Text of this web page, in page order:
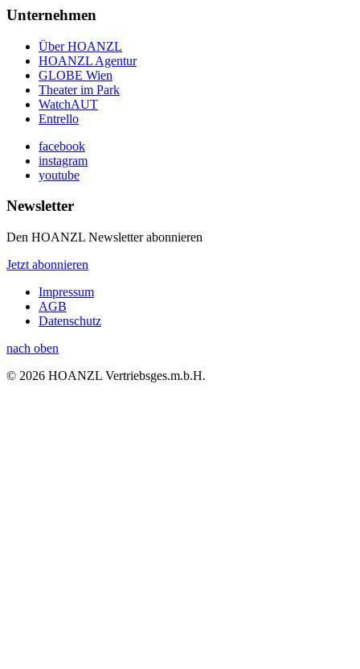
Unternehmen
Über HOANZL
HOANZL Agentur
GLOBE Wien
Theater im Park
WatchAUT
Entrello
facebook
instagram
youtube
Newsletter
Den HOANZL Newsletter abonnieren
Jetzt abonnieren
Impressum
AGB
Datenschutz
nach oben
© 2026 HOANZL Vertriebsges.m.b.H.